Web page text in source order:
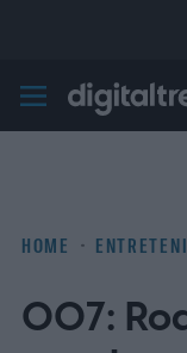
Digital
HOME
007: